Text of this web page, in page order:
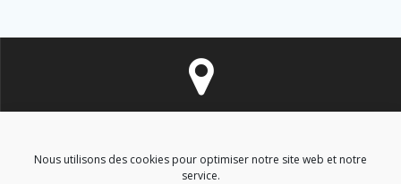
Nous utilisons des cookies pour optimiser notre site web et notre
service.